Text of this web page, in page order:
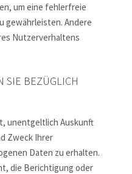
um eine fehlerfreie
gewährleisten. Andere
Nutzerverhaltens
SIE BEZÜGLICH
unentgeltlich Auskunft
Zweck Ihrer
Daten zu erhalten.
die Berichtigung oder